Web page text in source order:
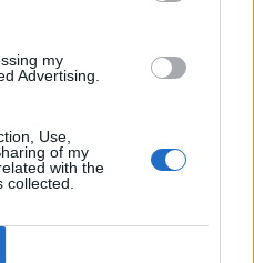
my
Advertising.
Use,
of my
with the
di Salvatore